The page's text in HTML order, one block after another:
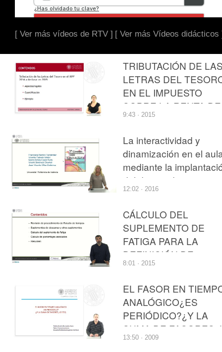
[ Ver más vídeos de RTV ] [ Ver más Vídeos didácticos
TRIBUTACIÓN DE
LETRAS DEL
EN EL IMPUESTO
SOBRE LA RENTA DE
LAS PERSONAS
9:43 · 2015
La interactividad y
dinamización en el
mediante la
del diseño de casos
prácticos jurídicos
basados en series de
animación.
12:02 · 2016
CÁLCULO DEL
SUPLEMENTO DE
FATIGA PARA LA
DEFINICIÓN DE
ESTÁNDARES DE
8:01 · 2015
EL FASOR EN
ANALÓGICO¿ES
PERIÓDICO?¿Y LA
SUMA DE FASORES,
ES?
13:50 · 2009